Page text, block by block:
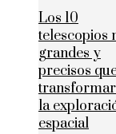
Los 10
telescopios
grandes y
precisos
la
espacial